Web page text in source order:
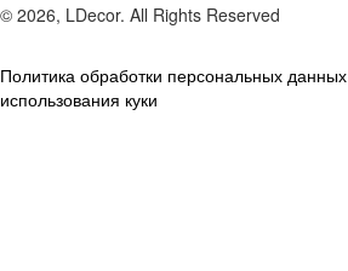
© 2026, LDecor. All Rights Reserved
Политика обработки персональных данных
использования куки